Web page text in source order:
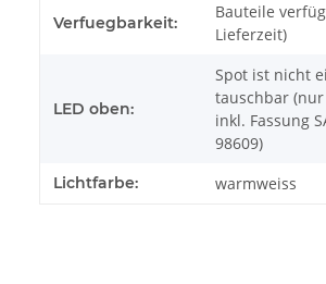
Verfuegbarkeit:
Bauteile
Lieferzeit)
LED oben:
Spot ist nicht
tauschbar (nur
inkl. Fassung
98609)
Lichtfarbe: warmweiss